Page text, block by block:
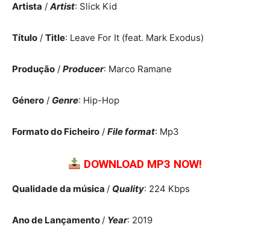
Artista / Artist: Slick Kid
Título / Title: Leave For It (feat. Mark Exodus)
Produção / Producer: Marco Ramane
Género / Genre: Hip-Hop
Formato do Ficheiro / File format: Mp3
DOWNLOAD MP3 NOW!
Qualidade da música / Quality: 224 Kbps
Ano de Lançamento / Year: 2019